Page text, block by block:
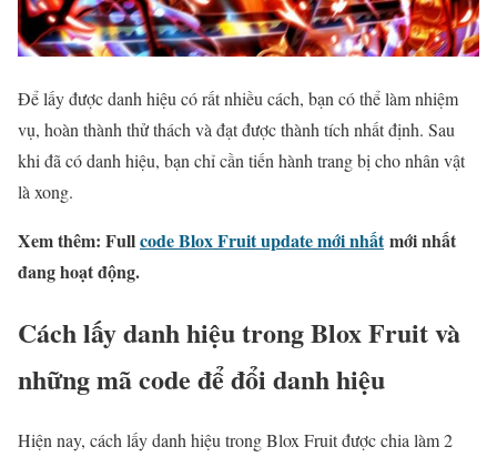
Để lấy được danh hiệu có rất nhiều cách, bạn có thể làm nhiệm
vụ, hoàn thành thử thách và đạt được thành tích nhất định. Sau
khi đã có danh hiệu, bạn chỉ cần tiến hành trang bị cho nhân vật
là xong.
Xem thêm: Fullcode Blox Fruit update mới nhấtmới nhất
đang hoạt động.
Cách lấy danh hiệu trong Blox Fruit và
những mã code để đổi danh hiệu
Hiện nay, cách lấy danh hiệu trong Blox Fruit được chia làm 2